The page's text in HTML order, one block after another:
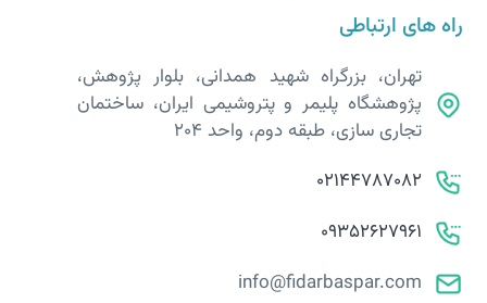
راه های ارتباطی
تهران، بزرگراه شهید همدانی، بلوار پژوهش،
پژوهشگاه پلیمر و پتروشیمی ایران، ساختمان
تجاری سازی، طبقه دوم، واحد 204
02144787082
09352627961
info@fidarbaspar.com